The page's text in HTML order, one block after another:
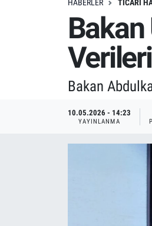
HABERLER TICARI
Bakan
Bakan
10.05.2026 - 14:23
YAYINLANMA